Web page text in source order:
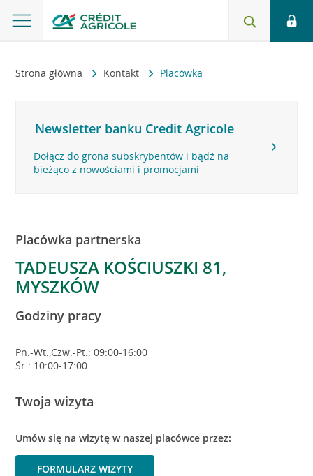
Strona główna Kontakt Placówka
Newsletter banku Credit Agricole
Dołącz do grona subskrybentów i bądź na
bieżąco z nowościami i promocjami
Placówka partnerska
TADEUSZA KOŚCIUSZKI 81,
MYSZKÓW
Godziny pracy
Pn.-Wt.,Czw.-Pt.: 09:00-16:00
Śr.: 10:00-17:00
Twoja wizyta
Umów się na wizytę w naszej placówce przez:
FORMULARZ WIZYTY